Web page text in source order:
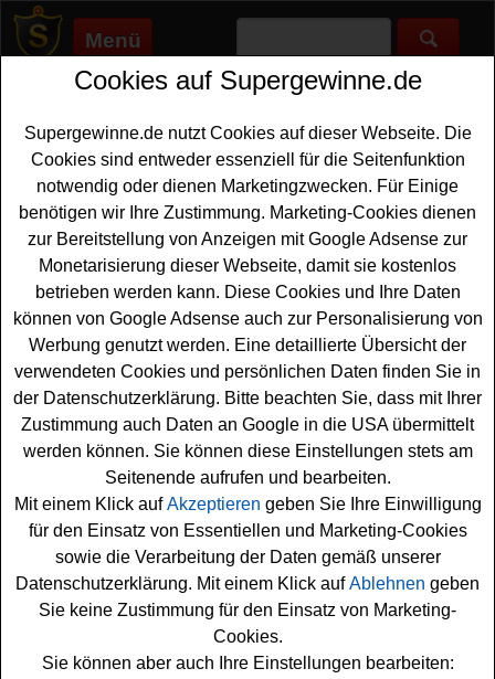
Menü
Supergewinne.de>Gewinnspiele>Reise Gewinnspiele>NVV
Anzeige:
Anzeige:
NVV Gewinnspiel - Wellness-
Wochenende gewinnen
Sind Sie bereit für eine Auszeit? Der Nordhessische
VerkehrsVerbund (NVV) bietet Ihnen die Chance, bei
diesem NVV Gewinnspiel ein traumhaftesWellness-
Wochenende gewinnenzu können. Für alle, die die
Schönheit Nordhessens schätzen, ist dies die perfekte
Gelegenheit, eine schöne Auszeit gewinne zu können.
Der Hauptgewinn dieses Gewinnspiels ist ein Wellness-
Wochenende der Extraklasse im Göbel´s Hotel
Quellenhof inBadWildungen.
Mit diesem Preis können Sie in Ruhe entspannen, denn
das Paket beinhaltet zwei Übernachtungen für zwei
Personen, inklusive Frühstück, Verwöhnbuffet und der
Nutzung des Spa. Zusätzlich erhalten Sie zwei
Cookies auf Supergewinne.de
Supergewinne.de nutzt Cookies auf dieser Webseite. Die
Cookies sind entweder essenziell für die Seitenfunktion
notwendig oder dienen Marketingzwecken. Für Einige
benötigen wir Ihre Zustimmung. Marketing-Cookies dienen
zur Bereitstellung von Anzeigen mit Google Adsense zur
Monetarisierung dieser Webseite, damit sie kostenlos
betrieben werden kann. Diese Cookies und Ihre Daten
können von Google Adsense auch zur Personalisierung von
Werbung genutzt werden. Eine detaillierte Übersicht der
verwendeten Cookies und persönlichen Daten finden Sie in
der Datenschutzerklärung. Bitte beachten Sie, dass mit Ihrer
Zustimmung auch Daten an Google in die USA übermittelt
werden können. Sie können diese Einstellungen stets am
Seitenende aufrufen und bearbeiten.
Mit einem Klick aufAkzeptieren geben Sie Ihre Einwilligung
für den Einsatz von Essentiellen und Marketing-Cookies
sowie die Verarbeitung der Daten gemäß unserer
Datenschutzerklärung. Mit einem Klick aufAblehnen geben
Sie keine Zustimmung für den Einsatz von Marketing-
Cookies.
Sie können aber auch Ihre Einstellungen bearbeiten: